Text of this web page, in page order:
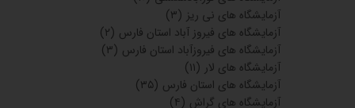
آزمایشگاه های نی ریز (۳)
آزمایشگاه های فیروز آباد استان فارس (۲)
آزمایشگاه های فیروزآباد استان فارس (۳)
آزمایشگاه های لار (۱۱)
آزمایشگاه های استان فارس (۳۵)
آزمایشگاه های گراش (۴)